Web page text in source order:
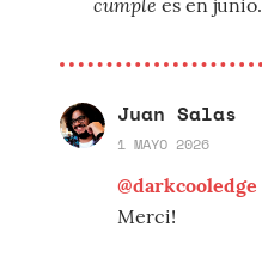
Juan Salas
1 MAYO 2026
@darkcooledge
Merci!